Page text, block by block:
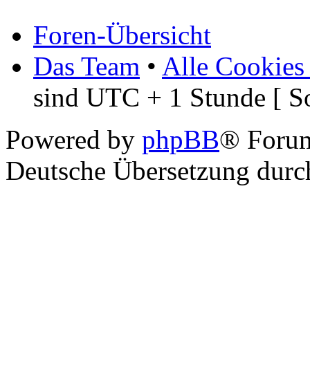
Foren-Übersicht
Das Team • Alle Cookies
sind UTC + 1 Stunde [
Powered by phpBB®
Deutsche Übersetzung